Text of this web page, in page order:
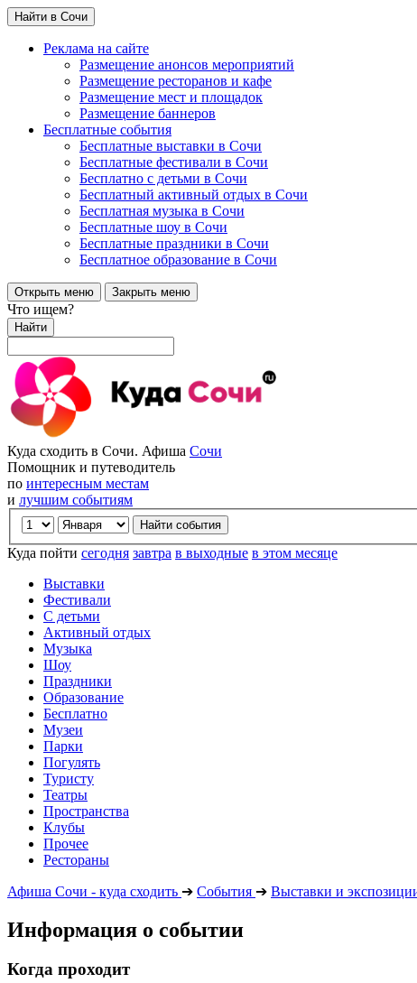
Найти в Сочи
Реклама на сайте
Размещение анонсов мероприятий
Размещение ресторанов и кафе
Размещение мест и площадок
Размещение баннеров
Бесплатные события
Бесплатные выставки в Сочи
Бесплатные фестивали в Сочи
Бесплатно с детьми в Сочи
Бесплатный активный отдых в Сочи
Бесплатная музыка в Сочи
Бесплатные шоу в Сочи
Бесплатные праздники в Сочи
Бесплатное образование в Сочи
Открыть меню Закрыть меню
Что ищем?
Найти
Куда сходить в Сочи. Афиша Сочи
Помощник и путеводитель
по интересным местам
и лучшим событиям
Куда пойти сегодня завтра в выходные в этом месяце
Выставки
Фестивали
С детьми
Активный отдых
Музыка
Шоу
Праздники
Образование
Бесплатно
Музеи
Парки
Погулять
Туристу
Театры
Пространства
Клубы
Прочее
Рестораны
Афиша Сочи - куда сходить ➔ События ➔ Выставки и
Информация о событии
Когда проходит